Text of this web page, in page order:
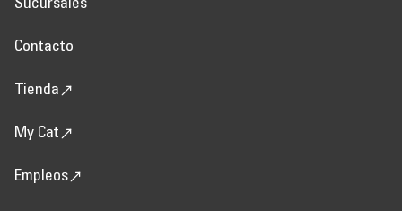
Sucursales
Contacto
Tienda
My Cat
Empleos